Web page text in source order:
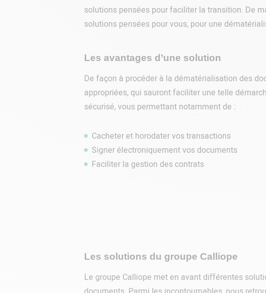
solutions pensées pour faciliter la transition. De
solutions pensées pour vous, pour une
Les avantages d’une solution
De façon à procéder à la dématérialisation des
appropriées, qui sauront faciliter une telle
sécurisé, vous permettant notamment de :
Cacheter et horodater vos transactions
Signer électroniquement vos documents
Faciliter la gestion des contrats
Les solutions du groupe Calliope
Le groupe Calliope met en avant différentes